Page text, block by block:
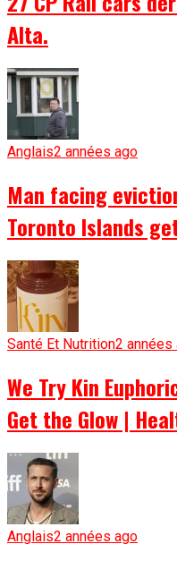
Alta.
Anglais2 années ago
Man facing
Toronto Islands
Santé Et Nutrition2 années
We Try Kin
Get the Glow |
Anglais2 années ago